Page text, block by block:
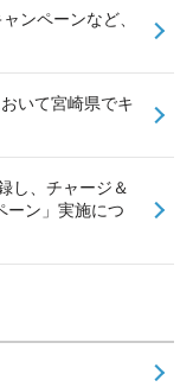
ンペーンなど、
いて宮崎県でキ
し、チャージ＆
ーン」実施につ